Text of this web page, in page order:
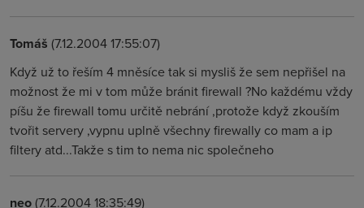
Tomáš (7.12.2004 17:55:07)
Když už to řeším 4 mněsíce tak si mysliš že sem nepřišel na
možnost že mi v tom může bránit firewall ?No každému vždy
píšu že firewall tomu určitě nebrání ,protože když zkouším
tvořit servery ,vypnu uplně všechny firewally co mam a ip
filtery atd...Takže s tim to nema nic společneho
neo(7.12.2004 18:35:49)